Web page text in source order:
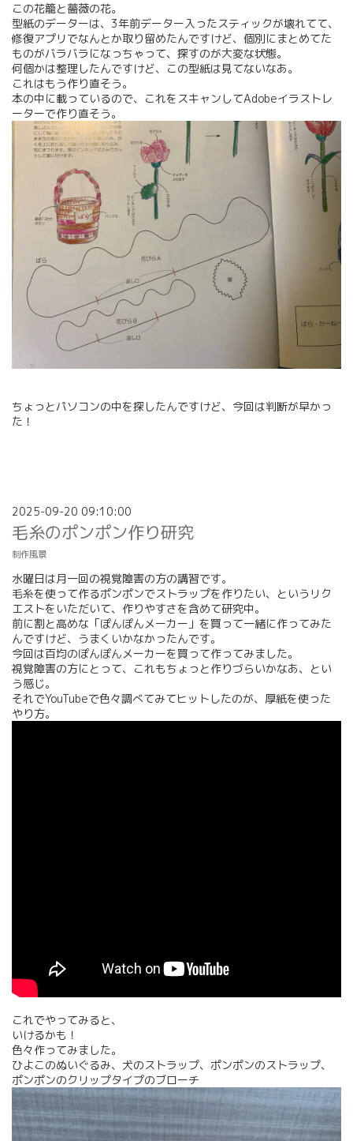
この花籠と薔薇の花。
型紙のデーターは、3年前データー入ったスティックが壊れてて、
修復アプリでなんとか取り留めたんですけど、個別にまとめてた
ものがバラバラになっちゃって、探すのが大変な状態。
何個かは整理したんですけど、この型紙は見てないなあ。
これはもう作り直そう。
本の中に載っているので、これをスキャンしてAdobeイラストレ
ーターで作り直そう。
ちょっとパソコンの中を探したんですけど、今回は判断が早かっ
た！
2025-09-20 09:10:00
毛糸のポンポン作り研究
制作風景
水曜日は月一回の視覚障害の方の講習です。
毛糸を使って作るポンポンでストラップを作りたい、というリク
エストをいただいて、作りやすさを含めて研究中。
前に割と高めな「ぽんぽんメーカー」を買って一緒に作ってみた
んですけど、うまくいかなかったんです。
今回は百均のぽんぽんメーカーを買って作ってみました。
視覚障害の方にとって、これもちょっと作りづらいかなあ、とい
う感じ。
それでYouTubeで色々調べてみてヒットしたのが、厚紙を使った
やり方。
これでやってみると、
いけるかも！
色々作ってみました。
ひよこのぬいぐるみ、犬のストラップ、ポンポンのストラップ、
ポンポンのクリップタイプのブローチ